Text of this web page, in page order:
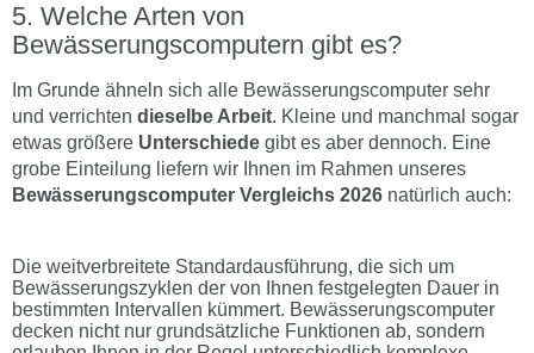
Welche Arten von
Bewässerungscomputern gibt es?
Im Grunde ähneln sich alle Bewässerungscomputer sehr
und verrichten dieselbe Arbeit. Kleine und manchmal sogar
etwas größere Unterschiede gibt es aber dennoch. Eine
grobe Einteilung liefern wir Ihnen im Rahmen unseres
Bewässerungscomputer Vergleichs 2026 natürlich auch:
Die weitverbreitete Standardausführung, die sich um
Bewässerungszyklen der von Ihnen festgelegten Dauer in
bestimmten Intervallen kümmert. Bewässerungscomputer
decken nicht nur grundsätzliche Funktionen ab, sondern